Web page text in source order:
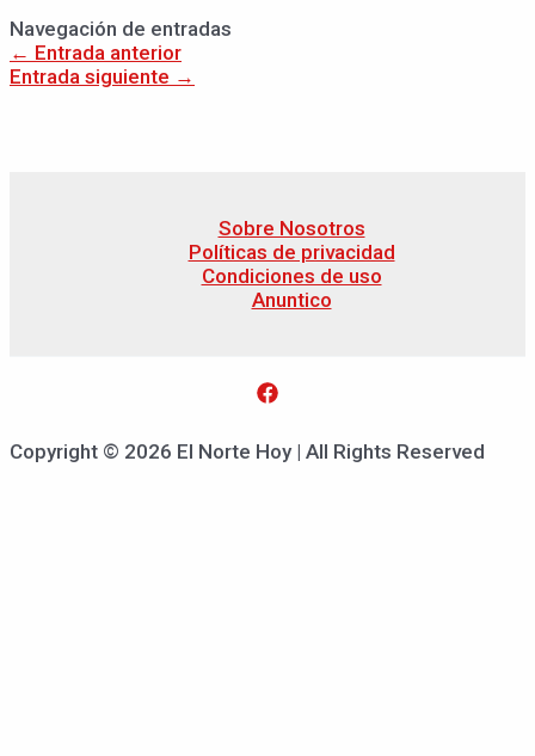
Navegación de entradas
← Entrada anterior
Entrada siguiente →
Sobre Nosotros
Políticas de privacidad
Condiciones de uso
Anuntico
Copyright © 2026 El Norte Hoy | All Rights Reserved